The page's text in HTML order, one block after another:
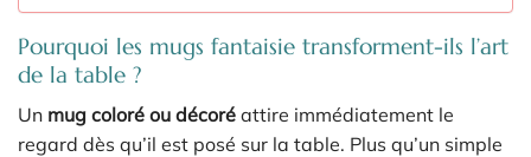
Pourquoi les mugs fantaisie transforment-ils l’art
de la table ?
Un mug coloré ou décoré attire immédiatement le
regard dès qu’il est posé sur la table. Plus qu’un simple